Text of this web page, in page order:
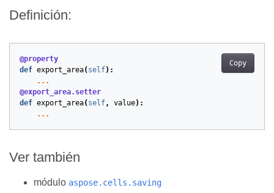
Definición:
Copy
@property
def export_area(self):
...
@export_area.setter
def export_area(self, value):
...
Ver también
módulo aspose.cells.saving